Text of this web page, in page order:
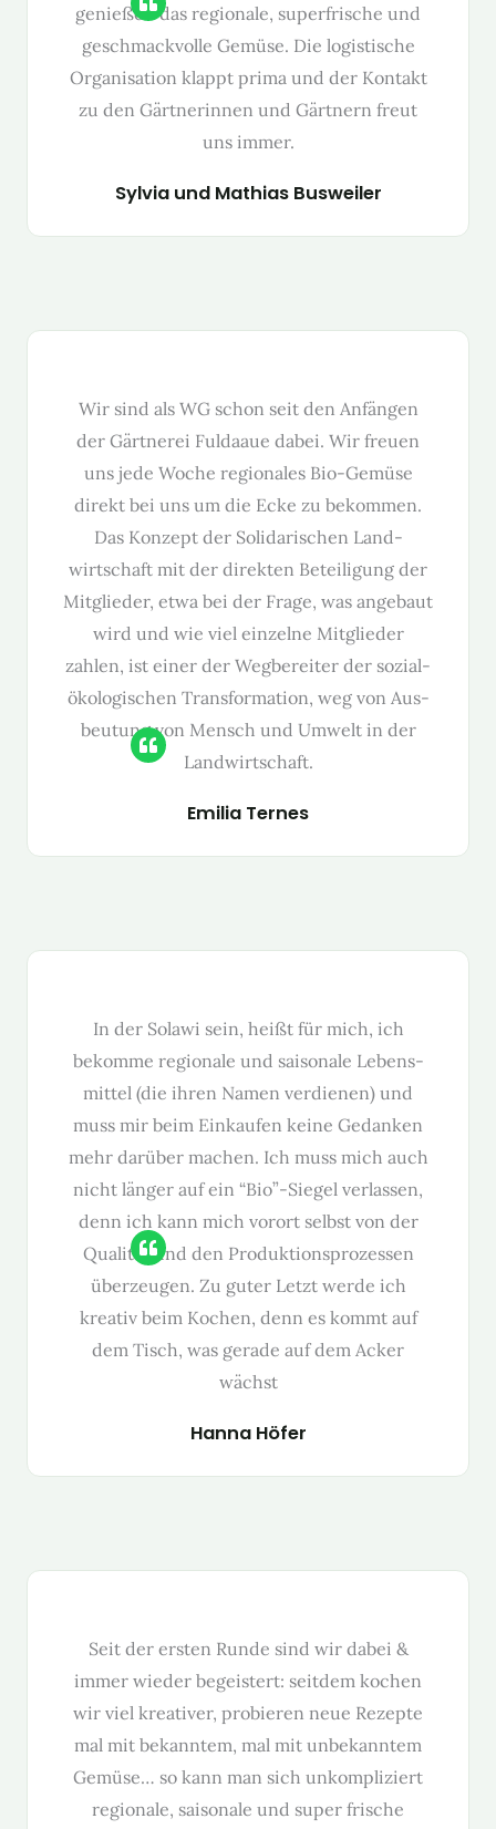
genießen das regionale, super­frische und
geschmack­volle Gemüse. Die logis­tis­che
Organ­i­sa­tion klappt pri­ma und der Kon­takt
zu den Gärt­ner­in­nen und Gärt­nern freut
uns immer.
Sylvia und Math­ias Busweil­er
Wir sind als WG schon seit den Anfän­gen
der Gärt­nerei Ful­daaue dabei. Wir freuen
uns jede Woche regionales Bio-Gemüse
direkt bei uns um die Ecke zu bekom­men.
Das Konzept der Sol­i­darischen Land­
wirtschaft mit der direk­ten Beteili­gung der
Mit­glieder, etwa bei der Frage, was ange­baut
wird und wie viel einzelne Mit­glieder
zahlen, ist ein­er der Weg­bere­it­er der sozial-
ökol­o­gis­chen Trans­for­ma­tion, weg von Aus­
beu­tung von Men­sch und Umwelt in der
Land­wirtschaft.
Emil­ia Ternes
In der Solawi sein, heißt für mich, ich
bekomme regionale und saisonale Lebens­
mit­tel (die ihren Namen ver­di­enen) und
muss mir beim Einkaufen keine Gedanken
mehr darüber machen. Ich muss mich auch
nicht länger auf ein “Bio”-Siegel ver­lassen,
denn ich kann mich vorort selb­st von der
Qual­ität und den Pro­duk­tion­sprozessen
überzeu­gen. Zu guter Let­zt werde ich
kreativ beim Kochen, denn es kommt auf
dem Tisch, was ger­ade auf dem Ack­er
wächst
Han­na Höfer
Seit der ersten Runde sind wir dabei &
immer wieder begeis­tert: seit­dem kochen
wir viel kreativ­er, pro­bieren neue Rezepte
mal mit bekan­ntem, mal mit unbekan­ntem
Gemüse… so kann man sich unkom­pliziert
regionale, saisonale und super frische